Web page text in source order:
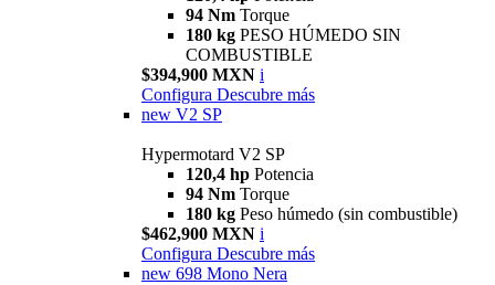
94 Nm Torque
180 kg PESO HÚMEDO SIN
COMBUSTIBLE
$394,900 MXN i
Configura Descubre más
new V2 SP
Hypermotard V2 SP
120,4 hp Potencia
94 Nm Torque
180 kg Peso húmedo (sin combustible)
$462,900 MXN i
Configura Descubre más
new 698 Mono Nera